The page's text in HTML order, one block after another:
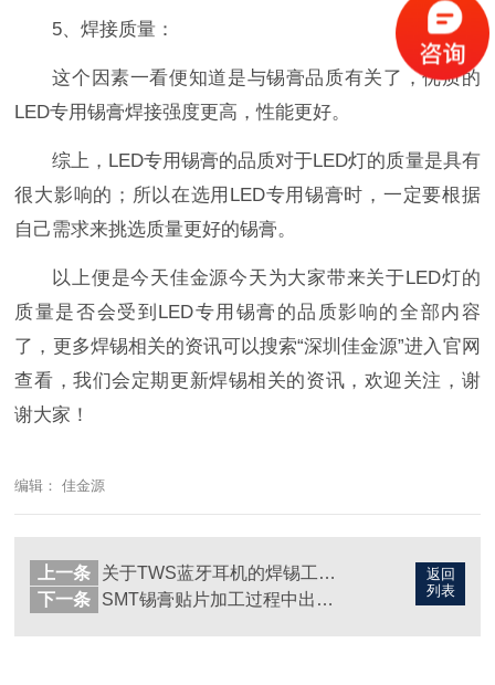
5、焊接质量：
这个因素一看便知道是与锡膏品质有关了，优质的
LED专用锡膏焊接强度更高，性能更好。
综上，LED专用锡膏的品质对于LED灯的质量是具有
很大影响的；所以在选用LED专用锡膏时，一定要根据
自己需求来挑选质量更好的锡膏。
以上便是今天佳金源今天为大家带来关于LED灯的
质量是否会受到LED专用锡膏的品质影响的全部内容
了，更多焊锡相关的资讯可以搜索“深圳佳金源”进入官网
查看，我们会定期更新焊锡相关的资讯，欢迎关注，谢
谢大家！
编辑： 佳金源
返回
列表
上一条
关于TWS蓝牙耳机的焊锡工艺与锡膏选择
下一条
SMT锡膏贴片加工过程中出现漏件损件的原因分析